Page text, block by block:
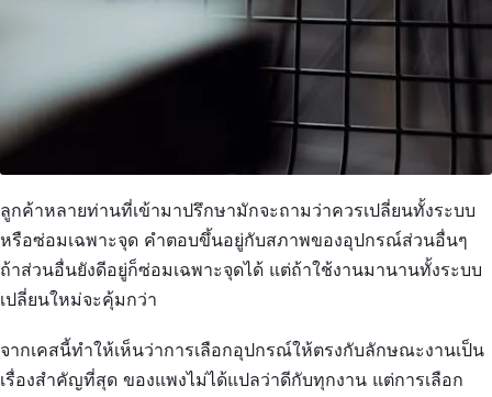
ลูกค้าหลายท่านที่เข้ามาปรึกษามักจะถามว่าควรเปลี่ยนทั้งระบบ
หรือซ่อมเฉพาะจุด คำตอบขึ้นอยู่กับสภาพของอุปกรณ์ส่วนอื่นๆ
ถ้าส่วนอื่นยังดีอยู่ก็ซ่อมเฉพาะจุดได้ แต่ถ้าใช้งานมานานทั้งระบบ
เปลี่ยนใหม่จะคุ้มกว่า
จากเคสนี้ทำให้เห็นว่าการเลือกอุปกรณ์ให้ตรงกับลักษณะงานเป็น
เรื่องสำคัญที่สุด ของแพงไม่ได้แปลว่าดีกับทุกงาน แต่การเลือก